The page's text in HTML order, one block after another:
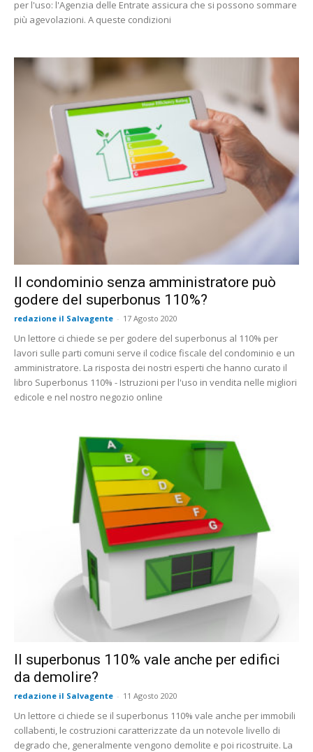
per l'uso: l'Agenzia delle Entrate assicura che si possono sommare
più agevolazioni. A queste condizioni
Il condominio senza amministratore può
godere del superbonus 110%?
redazione il Salvagente - 17 Agosto 2020
Un lettore ci chiede se per godere del superbonus al 110% per
lavori sulle parti comuni serve il codice fiscale del condominio e un
amministratore. La risposta dei nostri esperti che hanno curato il
libro Superbonus 110% - Istruzioni per l'uso in vendita nelle migliori
edicole e nel nostro negozio online
Il superbonus 110% vale anche per edifici
da demolire?
redazione il Salvagente - 11 Agosto 2020
Un lettore ci chiede se il superbonus 110% vale anche per immobili
collabenti, le costruzioni caratterizzate da un notevole livello di
degrado che, generalmente vengono demolite e poi ricostruite. La